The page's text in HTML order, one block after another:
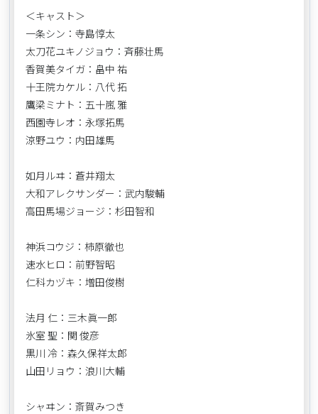
＜キャスト＞
一条シン：寺島惇太
太刀花ユキノジョウ：斉藤壮馬
香賀美タイガ：畠中 祐
十王院カケル：八代 拓
鷹梁ミナト：五十嵐 雅
西園寺レオ：永塚拓馬
涼野ユウ：内田雄馬
如月ルヰ：蒼井翔太
大和アレクサンダー：武内駿輔
高田馬場ジョージ：杉田智和
神浜コウジ：柿原徹也
速水ヒロ：前野智昭
仁科カヅキ：増田俊樹
法月 仁：三木眞一郎
氷室 聖：関 俊彦
黒川 冷：森久保祥太郎
山田リョウ：浪川大輔
シャヰン：斎賀みつき